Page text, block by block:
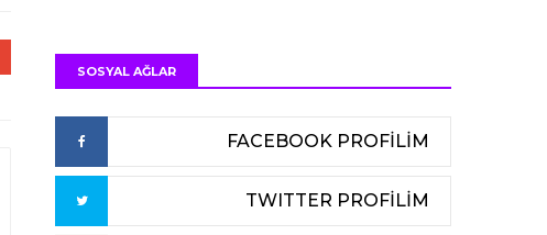
SOSYAL AĞLAR
FACEBOOK PROFİLİM
TWITTER PROFİLİM